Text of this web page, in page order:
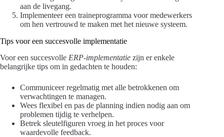
aan de livegang.
Implementeer een traineprogramma voor medewerkers
om hen vertrouwd te maken met het nieuwe systeem.
Tips voor een succesvolle implementatie
Voor een succesvolle ERP-implementatie zijn er enkele
belangrijke tips om in gedachten te houden:
Communiceer regelmatig met alle betrokkenen om
verwachtingen te managen.
Wees flexibel en pas de planning indien nodig aan om
problemen tijdig te verhelpen.
Betrek sleutelfiguren vroeg in het proces voor
waardevolle feedback.